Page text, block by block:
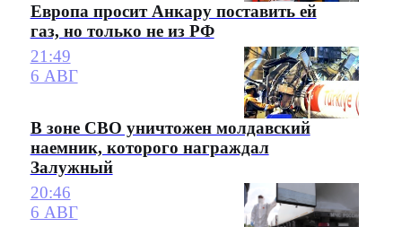
Европа просит Анкару поставить ей
газ, но только не из РФ
21:49
6 АВГ
В зоне СВО уничтожен молдавский
наемник, которого награждал
Залужный
20:46
6 АВГ